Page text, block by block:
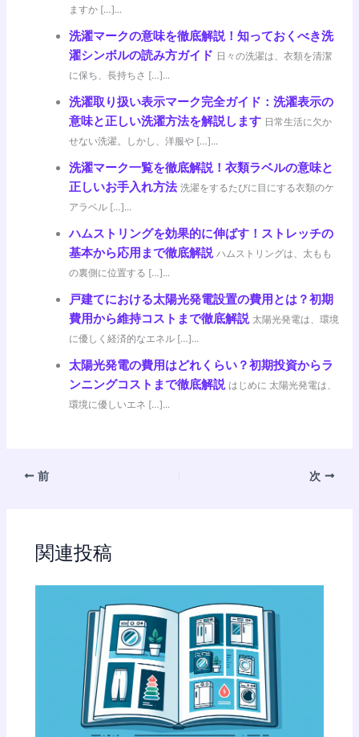
ますか […]...
洗濯マークの意味を徹底解説！知っておくべき洗
濯シンボルの読み方ガイド 日々の洗濯は、衣類を清潔
に保ち、長持ちさ […]...
洗濯取り扱い表示マーク完全ガイド：洗濯表示の
意味と正しい洗濯方法を解説します 日常生活に欠か
せない洗濯。しかし、洋服や […]...
洗濯マーク一覧を徹底解説！衣類ラベルの意味と
正しいお手入れ方法 洗濯をするたびに目にする衣類のケ
アラベル […]...
ハムストリングを効果的に伸ばす！ストレッチの
基本から応用まで徹底解説 ハムストリングは、太もも
の裏側に位置する […]...
戸建てにおける太陽光発電設置の費用とは？初期
費用から維持コストまで徹底解説 太陽光発電は、環境
に優しく経済的なエネル […]...
太陽光発電の費用はどれくらい？初期投資からラ
ンニングコストまで徹底解説 はじめに 太陽光発電は、
環境に優しいエネ […]...
前 次
関連投稿